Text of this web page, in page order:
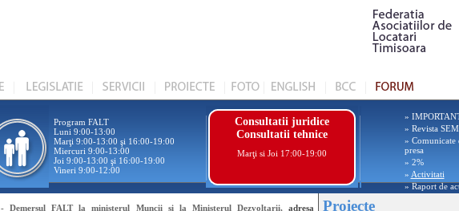
Program FALT
Luni 9:00-13:00
Marţi 9:00-13:00 şi 16:00-19:00
Miercuri 9:00-13:00
Joi 9:00-13:00 şi 16:00-19:00
Vineri 9:00-12:00
Consultatii juridice
Consultatii tehnice
Marţi si Joi 17:00-19:00
»
» Revista
» Comunicate
presa
» 2%
» Activitati
» Raport de
- Demersul FALT la ministerul Muncii si la Ministerul Dezvoltarii, adresa
Proiecte